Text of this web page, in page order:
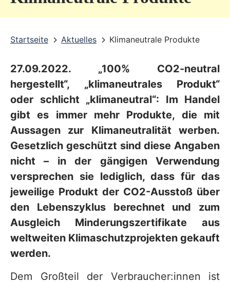
Startseite Aktuelles Klimaneutrale Produkte
27.09.2022. „100% CO2-neutral
hergestellt“, „klimaneutrales Produkt“
oder schlicht „klimaneutral“: Im Handel
gibt es immer mehr Produkte, die mit
Aussagen zur Klimaneutralität werben.
Gesetzlich geschützt sind diese Angaben
nicht – in der gängigen Verwendung
versprechen sie lediglich, dass für das
jeweilige Produkt der CO2-Ausstoß über
den Lebenszyklus berechnet und zum
Ausgleich Minderungszertifikate aus
weltweiten Klimaschutzprojekten gekauft
werden.
Dem Großteil der Verbraucher:innen ist
v